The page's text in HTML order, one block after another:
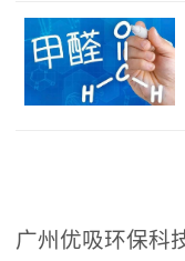
广州优吸环保科